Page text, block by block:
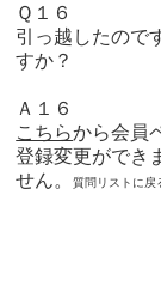
Ｑ１６
引っ越したので
すか？
Ａ１６
こちらから会員
登録変更ができ
せん。質問リストに戻